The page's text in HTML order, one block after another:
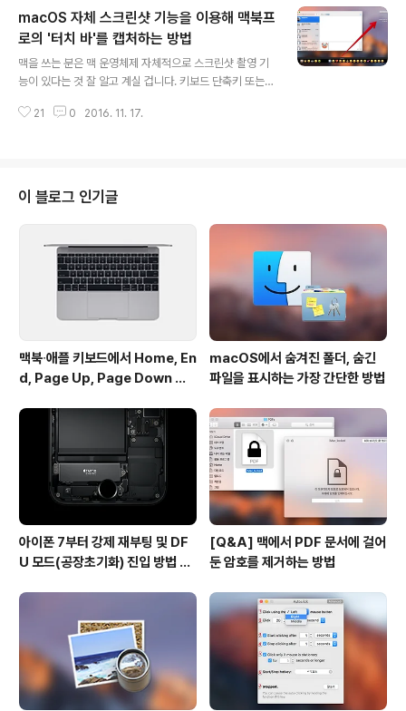
기 쉽게 알려줍니다. *괄호 안의 시간은 해당 파트가 시작
하는 부분입니다. 1. (0:07) 터치바에 기능 키 표시하기 터
치바를 통해 F1, F2 같은 전통적인 기능 키를 사용하고 싶
을 때는 키보드 왼쪽 아래 있는 펑션(fn) 키를 누르세요. 아
무 앱에서 키를 누르고 있으면 터치바에 기능 키가 나타납
니다. 2. (0:21) 특정 앱을 사용할 때 항상 기능 키 표시하
macOS 자체 스크린샷 기능을 이용해 맥북프
로의 '터치 바'를 캡처하는 방법
맥을 쓰는 분은 맥 운영체제 자체적으로 스크린샷 촬영 기
능이 있다는 것 잘 알고 계실 겁니다. 키보드 단축키 또는
파일로 저장할 수 있죠. 혹은 이미지 파일로 저장할 필요 없
다. 맥북 프로에 터치 바가 장착되면서 운영체제 차원에서
도 여러 가지 변화가 생겼는데요. 이제 스크린샷 촬영 기능
을 이용해 일반 화면뿐 아니라 터치 바도 캡처할 수 있게 됩
니다. 현재 베타 테스트가 진행 중인 'macOS Sierra 10.
12.2' 베타 버전에 관련 기능이 추가됐기 때문입니다. 터치
바를 캡처..
21 0 2016. 11. 17.
이 블로그 인기글
맥북∙애플 키보드에서 Home, En
d, Page Up, Page Down 키
macOS에서 숨겨진 폴더, 숨긴
파일을 표시하는 가장 간단한 방법
아이폰 7부터 강제 재부팅 및 DF
U 모드(공장초기화) 진입 방법 변
[Q&A] 맥에서 PDF 문서에 걸어
둔 암호를 제거하는 방법